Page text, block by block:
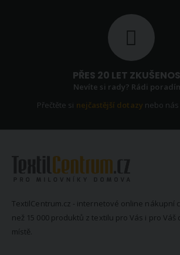
PŘES 20 LET
Nevíte si rady? Rádi
Přečtěte si nejčastější dotazy nebo nás
TextilCentrum.cz - internetové online nákupní
než 15 000 produktů z textilu pro Vás i pro
místě.